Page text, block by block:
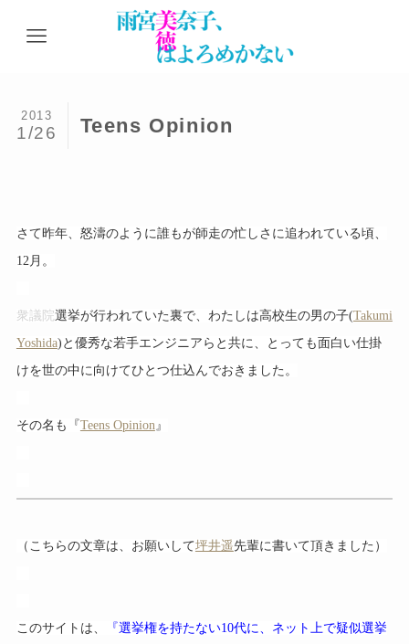
Teens Opinion
2013
1/26
さて昨年、怒濤のように誰もが師走の忙しさに追われている頃、
12月。
衆議院選挙が行われていた裏で、わたしは高校生の男の子(Takumi
Yoshida)と優秀な若手エンジニアらと共に、とっても面白い仕掛
けを世の中に向けてひとつ仕込んでおきました。
その名も『Teens Opinion』
（こちらの文章は、お願いして坪井遥先輩に書いて頂きました）
このサイトは、
『選挙権を持たない10代に、ネット上で疑似選挙